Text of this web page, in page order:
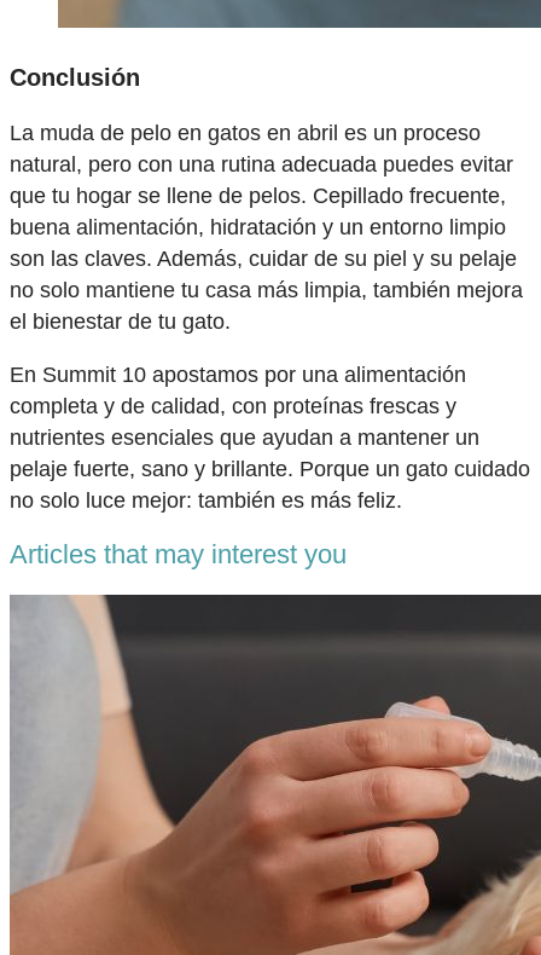
Conclusión
La muda de pelo en gatos en abril es un proceso
natural, pero con una rutina adecuada puedes evitar
que tu hogar se llene de pelos. Cepillado frecuente,
buena alimentación, hidratación y un entorno limpio
son las claves. Además, cuidar de su piel y su pelaje
no solo mantiene tu casa más limpia, también mejora
el bienestar de tu gato.
En Summit 10 apostamos por una alimentación
completa y de calidad, con proteínas frescas y
nutrientes esenciales que ayudan a mantener un
pelaje fuerte, sano y brillante. Porque un gato cuidado
no solo luce mejor: también es más feliz.
Articles that may interest you